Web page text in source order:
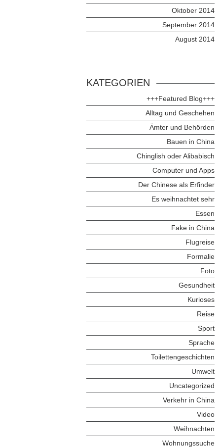
Oktober 2014
September 2014
August 2014
KATEGORIEN
+++Featured Blog+++
Alltag und Geschehen
Ämter und Behörden
Bauen in China
Chinglish oder Alibabisch
Computer und Apps
Der Chinese als Erfinder
Es weihnachtet sehr
Essen
Fake in China
Flugreise
Formalie
Foto
Gesundheit
Kurioses
Reise
Sport
Sprache
Toilettengeschichten
Umwelt
Uncategorized
Verkehr in China
Video
Weihnachten
Wohnungssuche